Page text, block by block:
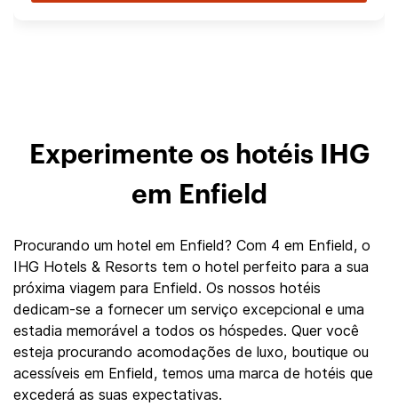
Experimente os hotéis IHG
em Enfield
Procurando um hotel em Enfield? Com 4 em Enfield, o
IHG Hotels & Resorts tem o hotel perfeito para a sua
próxima viagem para Enfield. Os nossos hotéis
dedicam-se a fornecer um serviço excepcional e uma
estadia memorável a todos os hóspedes. Quer você
esteja procurando acomodações de luxo, boutique ou
acessíveis em Enfield, temos uma marca de hotéis que
excederá as suas expectativas.